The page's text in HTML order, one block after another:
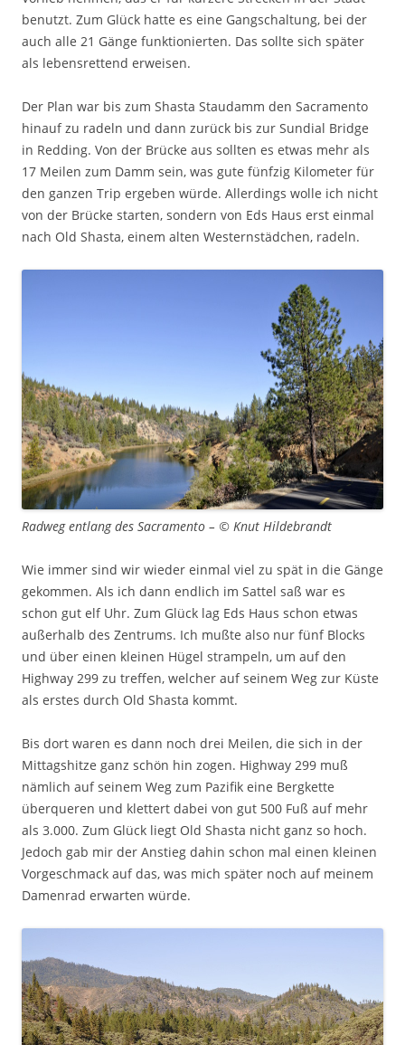
benutzt. Zum Glück hatte es eine Gangschaltung, bei der
auch alle 21 Gänge funktionierten. Das sollte sich später
als lebensrettend erweisen.
Der Plan war bis zum Shasta Staudamm den Sacramento
hinauf zu radeln und dann zurück bis zur Sundial Bridge
in Redding. Von der Brücke aus sollten es etwas mehr als
17 Meilen zum Damm sein, was gute fünfzig Kilometer für
den ganzen Trip ergeben würde. Allerdings wolle ich nicht
von der Brücke starten, sondern von Eds Haus erst einmal
nach Old Shasta, einem alten Westernstädchen, radeln.
Radweg entlang des Sacramento – © Knut Hildebrandt
Wie immer sind wir wieder einmal viel zu spät in die Gänge
gekommen. Als ich dann endlich im Sattel saß war es
schon gut elf Uhr. Zum Glück lag Eds Haus schon etwas
außerhalb des Zentrums. Ich mußte also nur fünf Blocks
und über einen kleinen Hügel strampeln, um auf den
Highway 299 zu treffen, welcher auf seinem Weg zur Küste
als erstes durch Old Shasta kommt.
Bis dort waren es dann noch drei Meilen, die sich in der
Mittagshitze ganz schön hin zogen. Highway 299 muß
nämlich auf seinem Weg zum Pazifik eine Bergkette
überqueren und klettert dabei von gut 500 Fuß auf mehr
als 3.000. Zum Glück liegt Old Shasta nicht ganz so hoch.
Jedoch gab mir der Anstieg dahin schon mal einen kleinen
Vorgeschmack auf das, was mich später noch auf meinem
Damenrad erwarten würde.